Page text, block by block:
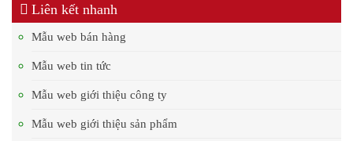
Liên kết nhanh
Mẫu web bán hàng
Mẫu web tin tức
Mẫu web giới thiệu công ty
Mẫu web giới thiệu sản phẩm